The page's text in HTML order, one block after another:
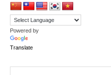
Powered by
Translate